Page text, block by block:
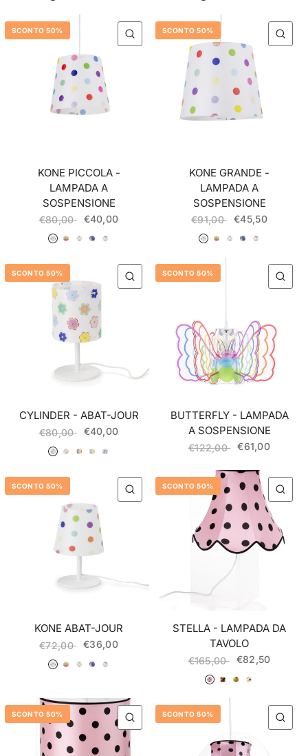
SCONTO 50% QUICK VIEW
KONE PICCOLA -
LAMPADA A
SOSPENSIONE
€80,00 €40,00
025 Bolli026 Strisce
027 Mongolfiere
028 Orsetto
029 Stelle
SCONTO 50%
KONE GRANDE -
LAMPADA A
SOSPENSIONE
€91,00 €45,50
025 Bolli026 Strisce
027 Mongolfiere
028 Orsetto
029 Stelle
SCONTO 50% QUICK VIEW
CYLINDER - ABAT-JOUR
€80,00 €40,00
020 Fiori021 Bottoni
022 Righe
023 Cuori024 Giungla
SCONTO 50%
BUTTERFLY - LAMPADA
A SOSPENSIONE
€122,00 €61,00
SCONTO 50% QUICK VIEW
KONE ABAT-JOUR
€72,00 €36,00
025 Bolli026 Strisce
027 Mongolfiere
028 Orsetto
029 Stelle
SCONTO 50%
STELLA - LAMPADA DA
TAVOLO
€165,00 €82,50
036 Rosa Pois Nero037 Arlecchino
040 Giallo Fiori041 Bianco Pois Multicolor
SCONTO 50% QUICK VIEW
SCONTO 50%